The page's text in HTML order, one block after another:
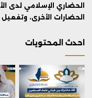
الحضاري الإسلامي لدى
الحضارات الأخرى،
احدث المحتويات